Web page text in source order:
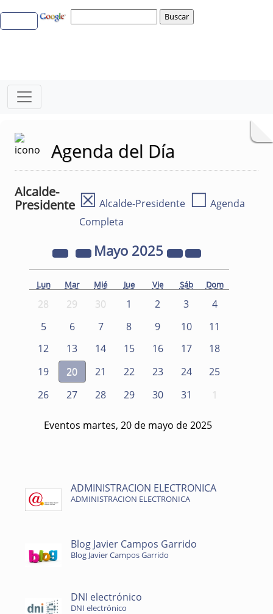
Agenda del Día
Alcalde-
Presidente ☒ Alcalde-Presidente ☐ Agenda
Completa
Mayo 2025
Lun Mar Mié Jue Vie Sáb Dom
28 29 30 1 2 3
4
5
6 7 8 9 10
11
12
13 14 15 16 17
18
19
20 21 22 23 24
25
26
27 28 29 30 31 1
Eventos martes, 20 de mayo de 2025
ADMINISTRACION ELECTRONICA
ADMINISTRACION ELECTRONICA
Blog Javier Campos Garrido
Blog Javier Campos Garrido
DNI electrónico
DNI electrónico